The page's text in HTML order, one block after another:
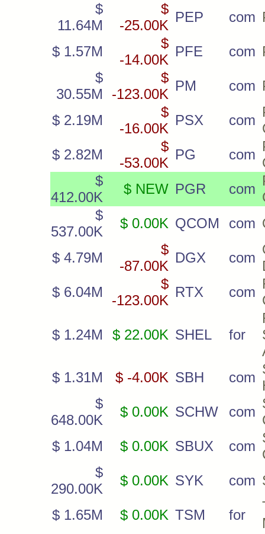
$
11.64M
$
-25.00K
PEP com
$ 1.57M
$
-14.00K
PFE com
$
30.55M
$
-123.00K
PM com
$ 2.19M
$
-16.00K
PSX com
$ 2.82M
$
-53.00K
PG com
$
412.00K
$ NEW PGR com
$
537.00K
$ 0.00K QCOM com
$ 4.79M
$
-87.00K
DGX com
$ 6.04M
$
-123.00K
RTX com
$ 1.24M $ 22.00K SHEL for
$ 1.31M
$ -4.00K SBH com
$
648.00K
$ 0.00K SCHW com
$ 1.04M
$ 0.00K SBUX com
$
290.00K
$ 0.00K SYK com
$ 1.65M $ 0.00K TSM for